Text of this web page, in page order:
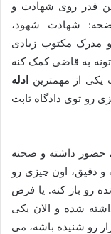
قدر روی شهادت و
شهادت شهود،
مدرک مکتوب زیادی
به قاضی کمک کنه
یکی از مهمترین
ادله
رو توی دادگاه ثابت
حضور داشته و صحنه
دقیق، اون چیزی رو
رو باز کنه. یا فرض
شده و الان یکی
رو شنیده باشه، می